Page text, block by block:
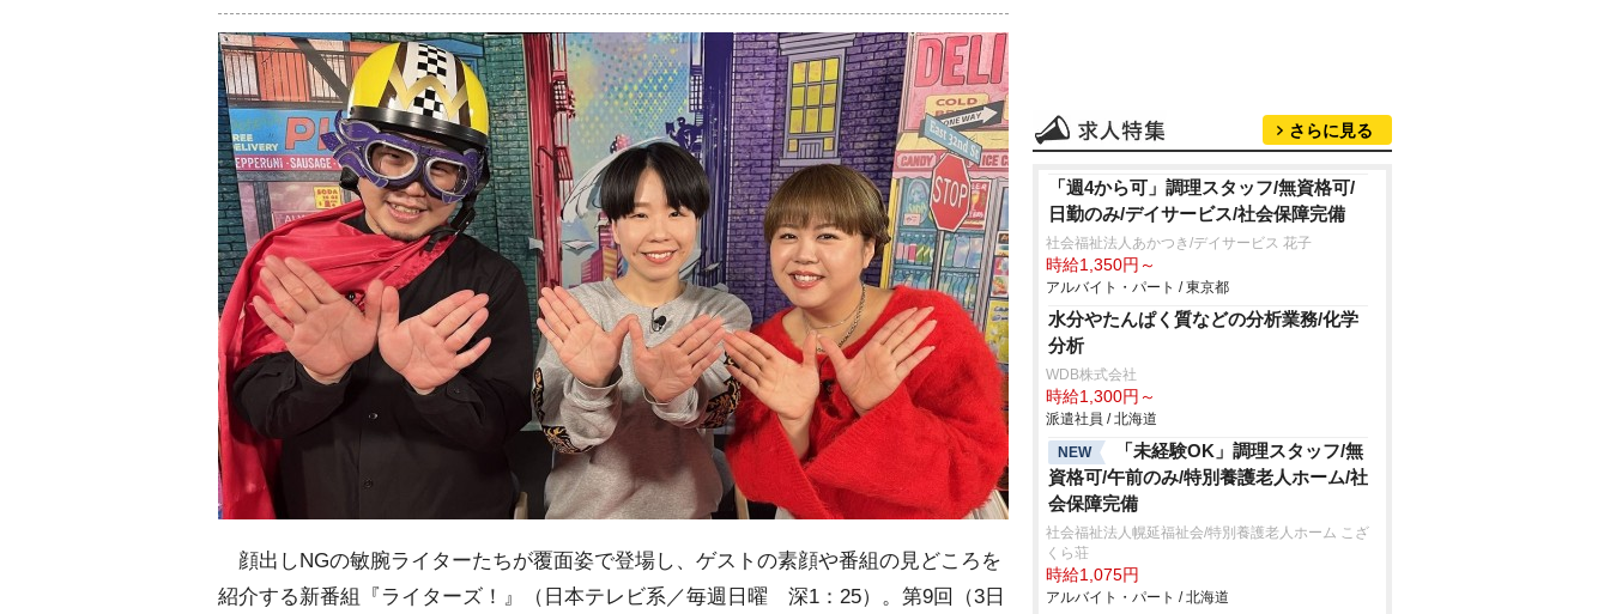
顔出しNGの敏腕ライターたちが覆面姿で登場し、ゲストの素顔や番組の見どころを
紹介する新番組『ライターズ！』（日本テレビ系／毎週日曜 深1：25）。第9回（3日
さらに見る
「週4から可」調理スタッフ/無資格可/
日勤のみ/デイサービス/社会保障完備
社会福祉法人あかつき/デイサービス 花子
時給1,350円～
アルバイト・パート / 東京都
水分やたんぱく質などの分析業務/化学
分析
WDB株式会社
時給1,300円～
派遣社員 / 北海道
NEW
「未経験OK」調理スタッフ/無
資格可/午前のみ/特別養護老人ホーム/社
会保障完備
社会福祉法人幌延福祉会/特別養護老人ホーム こざ
くら荘
時給1,075円
アルバイト・パート / 北海道